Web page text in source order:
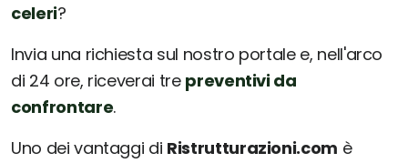
celeri?
Invia una richiesta sul nostro portale e, nell'arco
di 24 ore, riceverai tre preventivi da
confrontare.
Uno dei vantaggi di Ristrutturazioni.com è